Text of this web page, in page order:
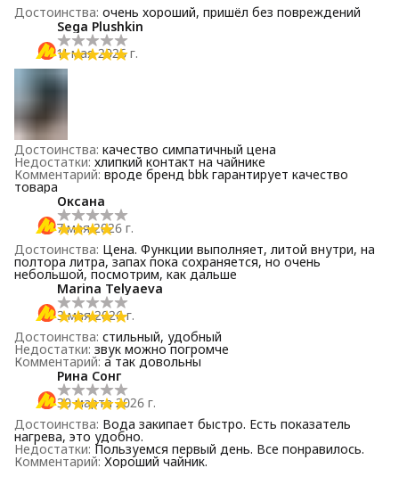
Достоинства: очень хороший, пришёл без повреждений
Sega Plushkin
11 мая 2026 г.
Достоинства: качество симпатичный цена
Недостатки: хлипкий контакт на чайнике
Комментарий: вроде бренд bbk гарантирует качество
товара
Оксана
7 мая 2026 г.
Достоинства: Цена. Функции выполняет, литой внутри, на
полтора литра, запах пока сохраняется, но очень
небольшой, посмотрим, как дальше
Marina Telyaeva
3 мая 2026 г.
Достоинства: стильный, удобный
Недостатки: звук можно погромче
Комментарий: а так довольны
Рина Сонг
30 марта 2026 г.
Достоинства: Вода закипает быстро. Есть показатель
нагрева, это удобно.
Недостатки: Пользуемся первый день. Все понравилось.
Комментарий: Хороший чайник.